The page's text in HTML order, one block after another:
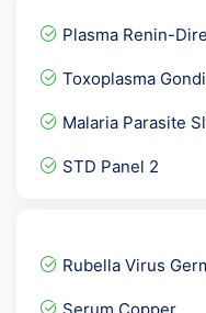
Plasma Renin-
Toxoplasma
Malaria Parasite
STD Panel 2
H1N1 RTPCR
Rubella Virus
Serum Copper